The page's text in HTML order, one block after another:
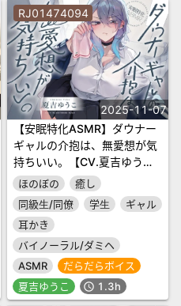
RJ01474094
2025-11-07
【安眠特化ASMR】ダウナー
ギャルの介抱は、無愛想が気
持ちいい。【CV.夏吉ゆう
こ】
ほのぼの
癒し
同級生/同僚
学生
ギャル
耳かき
バイノーラル/ダミヘ
ASMR
だらだらボイス
夏吉ゆうこ
schedule 1.3h